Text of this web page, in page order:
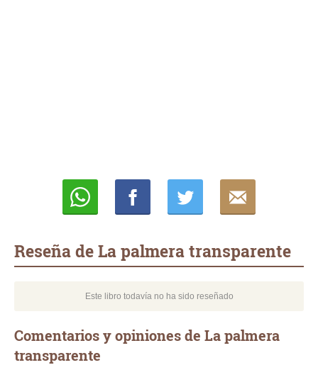
Reseña de La palmera transparente
Este libro todavía no ha sido reseñado
Comentarios y opiniones de La palmera
transparente